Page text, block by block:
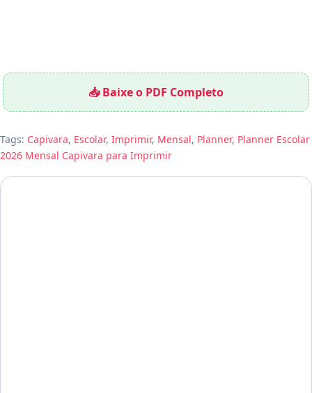
📥 Baixe o PDF Completo
Tags: Capivara, Escolar, Imprimir, Mensal, Planner, Planner Escolar
2026 Mensal Capivara para Imprimir